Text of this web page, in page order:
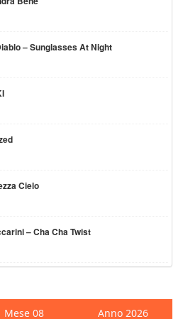
– Sunglasses At Night
Cielo
– Cha Cha Twist
Mese 08 Anno 2026